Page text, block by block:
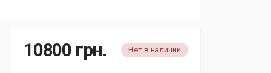
10800 грн. Нет в наличии